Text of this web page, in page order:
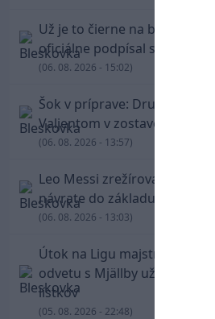
Už je to čierne na bielom:
oficiálne podpísal s
(06. 08. 2026 - 15:02)
Šok v príprave: Druholigová
Valjentom v zostave zdolala
(06. 08. 2026 - 13:57)
Leo Messi zrežíroval obrat
návrate do základu strelil dva
(06. 08. 2026 - 13:03)
Útok na Ligu majstrov láka!
odvetu s Mjällby už viac ako
lístkov
(05. 08. 2026 - 22:48)